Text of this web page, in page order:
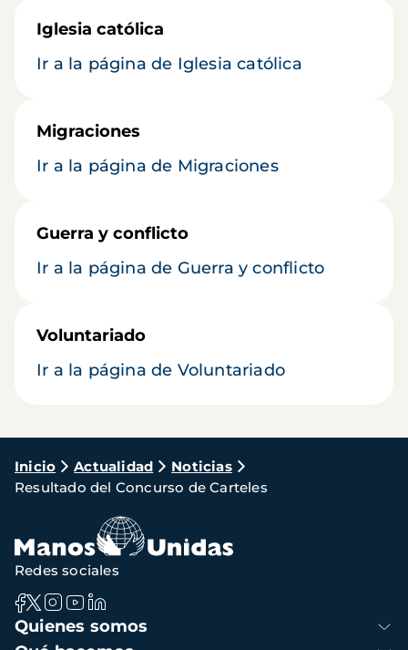
Iglesia católica
Ir a la página de Iglesia católica
Migraciones
Ir a la página de Migraciones
Guerra y conflicto
Ir a la página de Guerra y conflicto
Voluntariado
Ir a la página de Voluntariado
Ruta
de
navegación
Inicio Actualidad
Noticias
Resultado del Concurso de Carteles
Navegación
principal
Quienes somos
Redes sociales